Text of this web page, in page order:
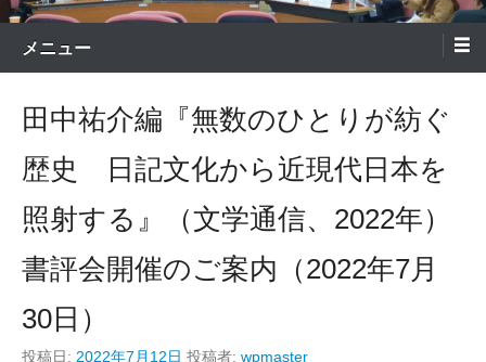
メニュー
田中祐介編『無数のひとりが紡ぐ
歴史 日記文化から近現代日本を
照射する』（文学通信、2022年）
書評会開催のご案内（2022年7月
30日）
投稿日: 2022年7月12日 投稿者: wpmaster